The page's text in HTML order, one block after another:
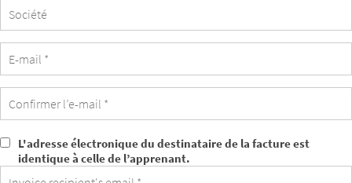
L'adresse
électronique
L'adresse électronique du destinataire de la facture est
identique à celle de l’apprenant.